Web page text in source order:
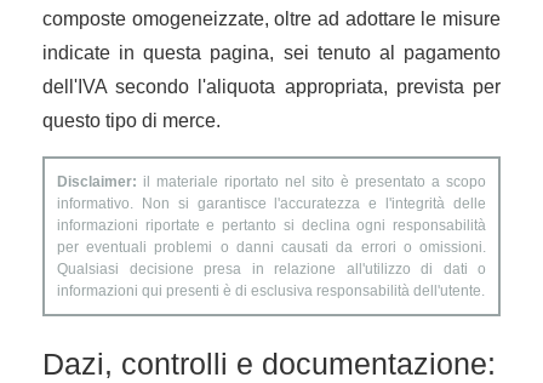
composte omogeneizzate, oltre ad adottare le misure
indicate in questa pagina, sei tenuto al pagamento
dell'IVA secondo l'aliquota appropriata, prevista per
questo tipo di merce.
Disclaimer: il materiale riportato nel sito è presentato a scopo
informativo. Non si garantisce l'accuratezza e l'integrità delle
informazioni riportate e pertanto si declina ogni responsabilità
per eventuali problemi o danni causati da errori o omissioni.
Qualsiasi decisione presa in relazione all'utilizzo di dati o
informazioni qui presenti è di esclusiva responsabilità dell'utente.
Dazi, controlli e documentazione: